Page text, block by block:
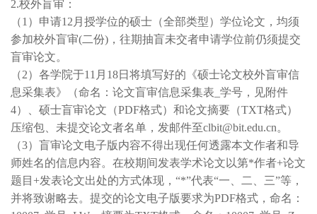
2.校外盲审：
（1）申请12月授学位的硕士（全部类型）学位论文，均须
参加校外盲审(二份)，往期抽盲未交者申请学位前仍须提交
盲审论文。
（2）各学院于11月18日将填写好的《硕士论文校外盲审信
息采集表》（命名：论文盲审信息采集表_学号，见附件
4）、硕士盲审论文（PDF格式）和论文摘要（TXT格式）
压缩包、未提交论文者名单，发邮件至clbit@bit.edu.cn。
（3）盲审论文电子版内容不得出现任何透露本文作者和导
师姓名的信息内容。在校期间发表学术论文以第*作者+论文
题目+发表论文出处的方式体现，“*”代表“一、二、三”等，
并将致谢略去。提交的论文电子版要求为PDF格式，命名：